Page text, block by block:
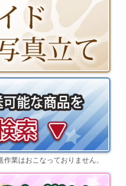
作業はおこなっておりません。